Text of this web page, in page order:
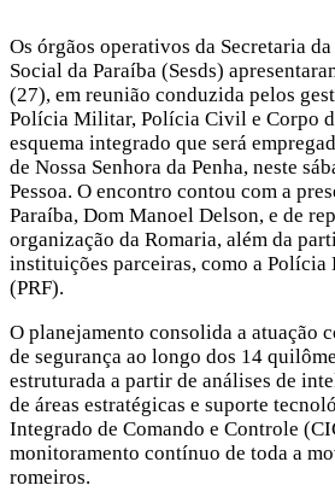
Os órgãos operativos da Secretaria
Social da Paraíba (Sesds)
(27), em reunião conduzida pelos
Polícia Militar, Polícia Civil e Corpo
esquema integrado que será
de Nossa Senhora da Penha, neste
Pessoa. O encontro contou com a
Paraíba, Dom Manoel Delson, e de
organização da Romaria, além da
instituições parceiras, como a Polícia
(PRF).
O planejamento consolida a atuação
de segurança ao longo dos 14
estruturada a partir de análises de
de áreas estratégicas e suporte
Integrado de Comando e Controle
monitoramento contínuo de toda a
romeiros.